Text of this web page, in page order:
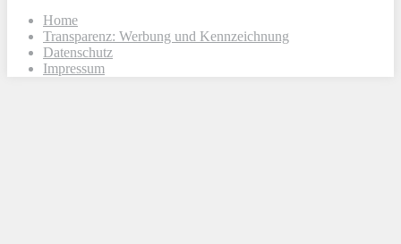
Home
Transparenz: Werbung und Kennzeichnung
Datenschutz
Impressum